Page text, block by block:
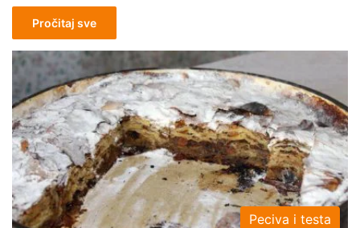
Pročitaj sve
Peciva i testa